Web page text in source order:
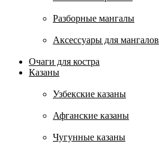
Разборные мангалы
Аксессуары для мангалов
Очаги для костра
Казаны
Узбекские казаны
Афганские казаны
Чугунные казаны